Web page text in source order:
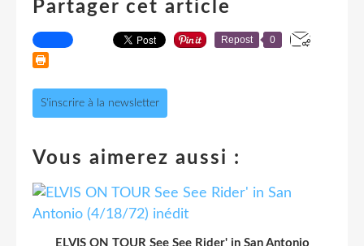
Partager cet article
Repost 0
S'inscrire à la newsletter
Vous aimerez aussi :
ELVIS ON TOUR See See Rider' in San Antonio